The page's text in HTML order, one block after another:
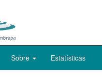
Sobre Estatísticas